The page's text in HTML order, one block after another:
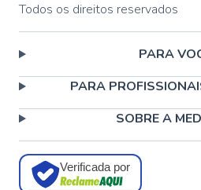
Todos os direitos reservados
PARA
PARA
SOBRE A
Verificada por